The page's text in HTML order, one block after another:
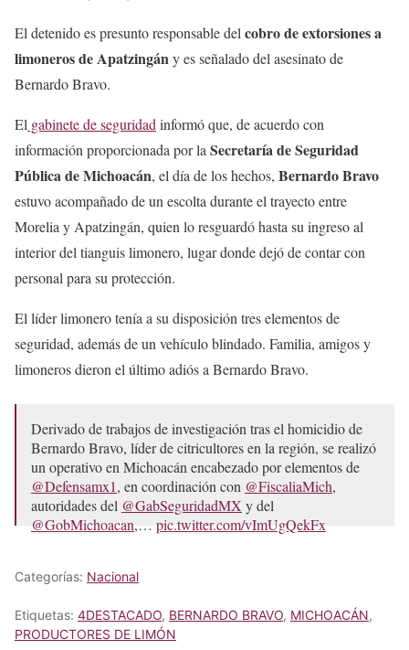
El detenido es presunto responsable del cobro de extorsiones a
limoneros de Apatzingány es señalado del asesinato de
Bernardo Bravo.
El gabinete de seguridad informó que, de acuerdo con
información proporcionada por la Secretaría de Seguridad
Pública de Michoacán, el día de los hechos, Bernardo Bravo
estuvo acompañado de un escolta durante el trayecto entre
Morelia y Apatzingán, quien lo resguardó hasta su ingreso al
interior del tianguis limonero, lugar donde dejó de contar con
personal para su protección.
El líder limonero tenía a su disposición tres elementos de
seguridad, además de un vehículo blindado. Familia, amigos y
limoneros dieron el último adiós a Bernardo Bravo.
Derivado de trabajos de investigación tras el homicidio de
Bernardo Bravo, líder de citricultores en la región, se realizó
un operativo en Michoacán encabezado por elementos de
@Defensamx1, en coordinación con @FiscaliaMich,
autoridades del @GabSeguridadMX y del
@GobMichoacan,… pic.twitter.com/vImUgQekFx
Categorías: Nacional
Etiquetas: 4DESTACADO, BERNARDO BRAVO, MICHOACÁN,
PRODUCTORES DE LIMÓN